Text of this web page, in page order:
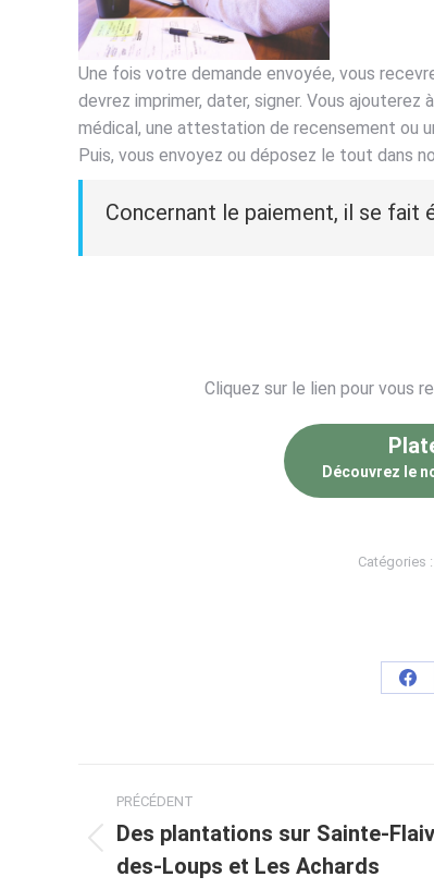
Une fois votre demande envoyée, vous
devrez imprimer, dater, signer. Vous
médical, une attestation de recensement ou
Puis, vous envoyez ou déposez le tout dans
Concernant le paiement, il se fait
Cliquez sur le lien pour vous
Découvrez le
Catégories :
Navigation
article
PRÉCÉDENT
Article
précédent
Des plantations sur Sainte-
des-Loups et Les Achards